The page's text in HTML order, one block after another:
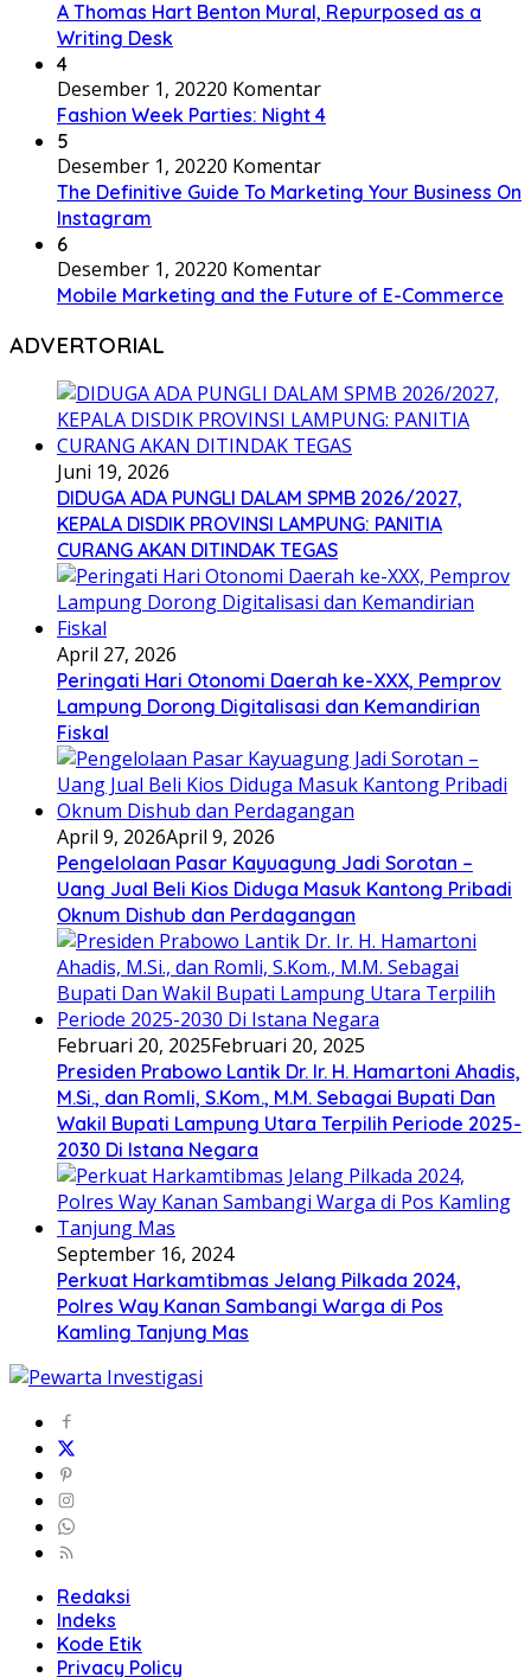
A Thomas Hart Benton Mural, Repurposed as a
Writing Desk
4
Desember 1, 20220 Komentar
Fashion Week Parties: Night 4
5
Desember 1, 20220 Komentar
The Definitive Guide To Marketing Your Business On
Instagram
6
Desember 1, 20220 Komentar
Mobile Marketing and the Future of E-Commerce
ADVERTORIAL
Juni 19, 2026
DIDUGA ADA PUNGLI DALAM SPMB 2026/2027,
KEPALA DISDIK PROVINSI LAMPUNG: PANITIA
CURANG AKAN DITINDAK TEGAS
April 27, 2026
Peringati Hari Otonomi Daerah ke-XXX, Pemprov
Lampung Dorong Digitalisasi dan Kemandirian
Fiskal
April 9, 2026April 9, 2026
Pengelolaan Pasar Kayuagung Jadi Sorotan –
Uang Jual Beli Kios Diduga Masuk Kantong Pribadi
Oknum Dishub dan Perdagangan
Februari 20, 2025Februari 20, 2025
Presiden Prabowo Lantik Dr. Ir. H. Hamartoni Ahadis,
M.Si., dan Romli, S.Kom., M.M. Sebagai Bupati Dan
Wakil Bupati Lampung Utara Terpilih Periode 2025-
2030 Di Istana Negara
September 16, 2024
Perkuat Harkamtibmas Jelang Pilkada 2024,
Polres Way Kanan Sambangi Warga di Pos
Kamling Tanjung Mas
Redaksi
Indeks
Kode Etik
Privacy Policy